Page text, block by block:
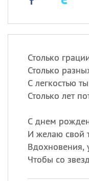
Столько
Столько
С легкостью
Столько лет
С днем
И желаю свой
Вдохновения,
Чтобы со